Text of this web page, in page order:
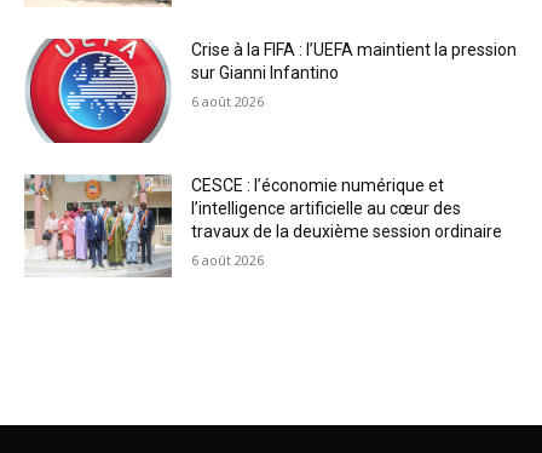
Crise à la FIFA : l’UEFA maintient la pression
sur Gianni Infantino
6 août 2026
CESCE : l’économie numérique et
l’intelligence artificielle au cœur des
travaux de la deuxième session ordinaire
6 août 2026